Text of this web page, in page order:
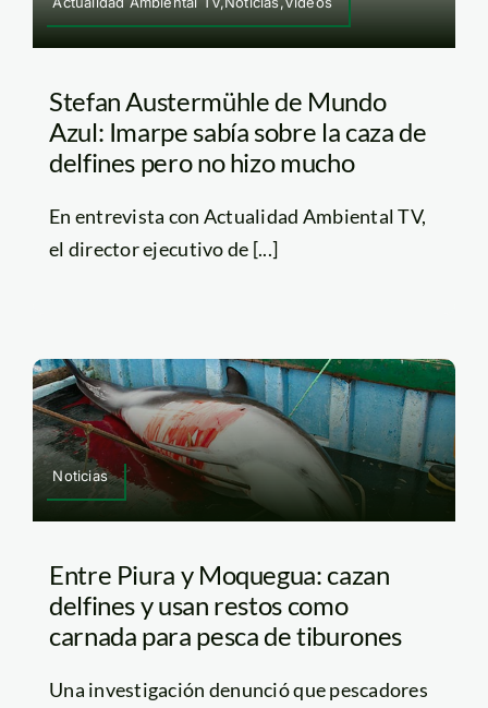
Stefan Austermühle de Mundo
Azul: Imarpe sabía sobre la caza de
delfines pero no hizo mucho
En entrevista con Actualidad Ambiental TV,
el director ejecutivo de [...]
Noticias
Entre Piura y Moquegua: cazan
delfines y usan restos como
carnada para pesca de tiburones
Una investigación denunció que pescadores